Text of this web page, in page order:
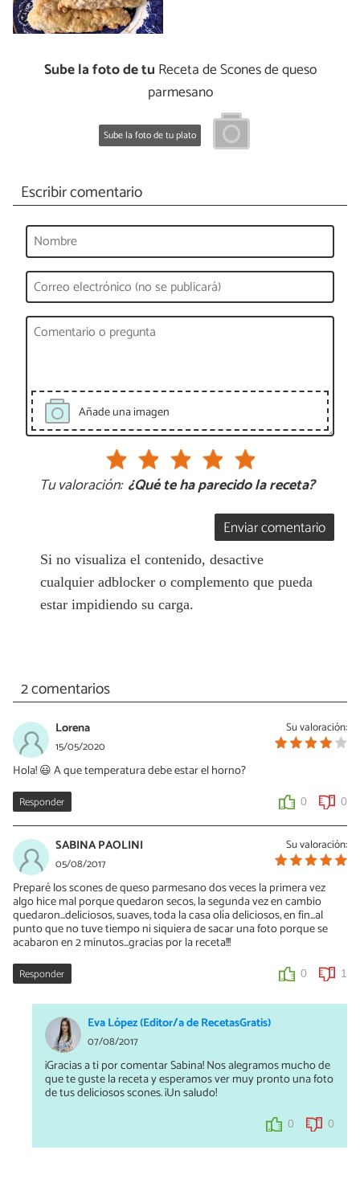
Sube la foto de tu Receta de Scones de queso
parmesano
Sube la foto de tu plato
Escribir comentario
Añade una imagen
Tu valoración: ¿Qué te ha parecido la receta?
Enviar comentario
Si no visualiza el contenido, desactive
cualquier adblocker o complemento que pueda
estar impidiendo su carga.
2 comentarios
Su valoración:
Lorena
15/05/2020
Hola! 😃 A que temperatura debe estar el horno?
Responder 0 0
Su valoración:
SABINA PAOLINI
05/08/2017
Preparé los scones de queso parmesano dos veces la primera vez
algo hice mal porque quedaron secos, la segunda vez en cambio
quedaron...deliciosos, suaves, toda la casa olía deliciosos, en fin...al
punto que no tuve tiempo ni siquiera de sacar una foto porque se
acabaron en 2 minutos...gracias por la receta!!!
Responder 0 1
Eva López (Editor/a de RecetasGratis)
07/08/2017
¡Gracias a ti por comentar Sabina! Nos alegramos mucho de
que te guste la receta y esperamos ver muy pronto una foto
de tus deliciosos scones. ¡Un saludo!
0 0